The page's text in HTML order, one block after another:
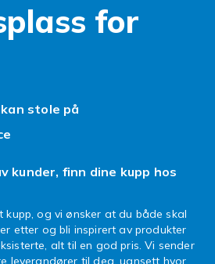
for
stole på
kunder, finn dine kupp hos
og vi ønsker at du både skal
etter og bli inspirert av produkter
alt til en god pris. Vi sender
leverandører til deg, uansett hvor